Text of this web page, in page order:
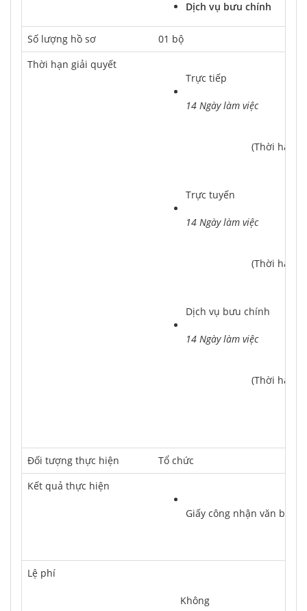
Dịch vụ bưu chính
Số lượng hồ sơ
01 bộ
Thời hạn giải quyết
Trực tiếp
14 Ngày làm việc
(Thời
Trực tuyến
14 Ngày làm việc
(Thời
Dịch vụ bưu chính
14 Ngày làm việc
(Thời
Ðối tượng thực hiện
Tổ chức
Kết quả thực hiện
Giấy công nhận văn
Lệ phí
	Không